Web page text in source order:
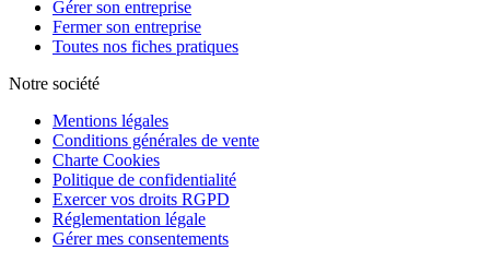
Gérer son entreprise
Fermer son entreprise
Toutes nos fiches pratiques
Notre société
Mentions légales
Conditions générales de vente
Charte Cookies
Politique de confidentialité
Exercer vos droits RGPD
Réglementation légale
Gérer mes consentements